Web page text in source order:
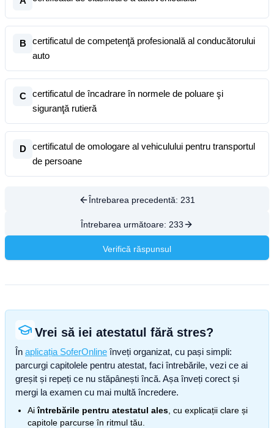
B
certificatul de competenţă profesională al conducătorului
auto
C
certificatul de încadrare în normele de poluare şi
siguranţă rutieră
D
certificatul de omologare al vehiculului pentru transportul
de persoane
Întrebarea precedentă: 231
Întrebarea următoare: 233
Verifică răspunsul
Vrei să iei atestatul fără stres?
În aplicația SoferOnline înveți organizat, cu pași simpli:
parcurgi capitolele pentru atestat, faci întrebările, vezi ce ai
greșit și repeți ce nu stăpânești încă. Așa înveți corect și
mergi la examen cu mai multă încredere.
Aiîntrebările pentru atestatul ales , cu explicații clare și
capitole parcurse în ritmul tău.